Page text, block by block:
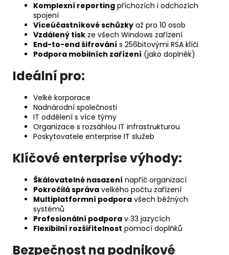
Komplexní reporting příchozích i odchozích
spojení
Víceúčastníkové schůzky až pro 10 osob
Vzdálený tisk ze všech Windows zařízení
End-to-end šifrování s 256bitovými RSA klíči
Podpora mobilních zařízení (jako doplněk)
Ideální pro:
Velké korporace
Nadnárodní společnosti
IT oddělení s více týmy
Organizace s rozsáhlou IT infrastrukturou
Poskytovatele enterprise IT služeb
Klíčové enterprise výhody:
Škálovatelné nasazení napříč organizací
Pokročilá správa velkého počtu zařízení
Multiplatformní podpora všech běžných
systémů
Profesionální podpora v 33 jazycích
Flexibilní rozšiřitelnost pomocí doplňků
Bezpečnost na podnikové